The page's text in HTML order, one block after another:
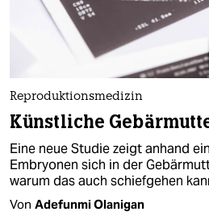
wahrheit
verlag
verlag
veranstaltungen
shop
Reproduktionsmedizin
Künstliche
Eine neue Studie zeigt anhand
Embryonen sich in der
warum das auch schiefgehen
Von Adefunmi Olanigan